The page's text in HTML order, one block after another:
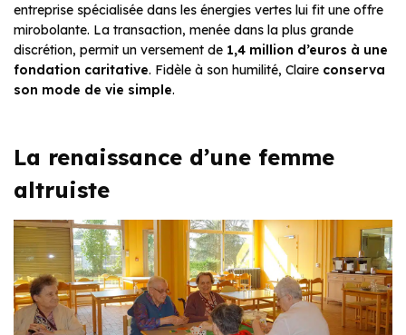
entreprise spécialisée dans les énergies vertes lui fit une offre
mirobolante. La transaction, menée dans la plus grande
discrétion, permit un versement de 1,4 million d’euros à une
fondation caritative. Fidèle à son humilité, Claire conserva
son mode de vie simple.
La renaissance d’une femme
altruiste